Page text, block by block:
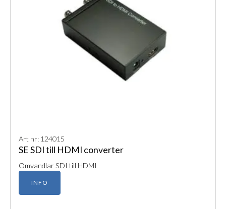
Art nr: 124015
SE SDI till HDMI converter
Omvandlar SDI till HDMI
INFO